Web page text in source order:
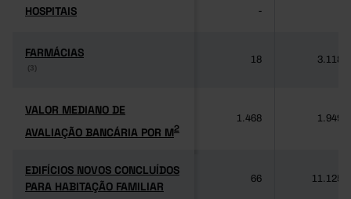
HOSPITAIS
HOSPITAIS -
FARMÁCIAS
(3)
FARMÁCIAS
(3)
18 3.118
VALOR MEDIANO DE
AVALIAÇÃO BANCÁRIA POR M2
VALOR MEDIANO DE
AVALIAÇÃO BANCÁRIA POR M2
1.468 1.949
EDIFÍCIOS NOVOS CONCLUÍDOS
PARA HABITAÇÃO FAMILIAR
EDIFÍCIOS NOVOS CONCLUÍDOS
PARA HABITAÇÃO FAMILIAR
66 11.125